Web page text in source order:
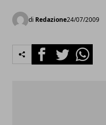
di Redazione24/07/2009
FacebookTwitterWhatsapp